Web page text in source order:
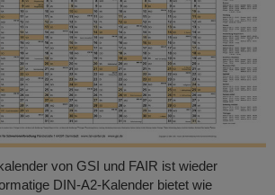
von GSI und FAIR ist wieder
DIN-A2-Kalender bietet wie